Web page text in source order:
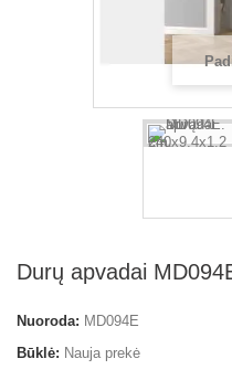
Durų apvadai
Nuoroda: MD094E
Būklė: Nauja prekė